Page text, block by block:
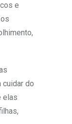
e
cuidar do
elas